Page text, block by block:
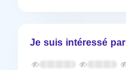
Je suis intéressé par